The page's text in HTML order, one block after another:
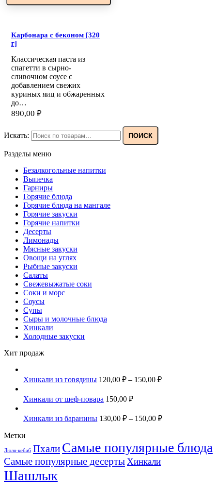
Карбонара с беконом [320
г]
Классическая паста из
спагетти в сырно-
сливочном соусе с
добавлением свежих
куриных яиц и обжаренных
до…
890,00 ₽
Искать: ПОИСК
Разделы меню
Безалкогольные напитки
Выпечка
Гарниры
Горячие блюда
Горячие блюда на мангале
Горячие закуски
Горячие напитки
Десерты
Лимонады
Мясные закуски
Овощи на углях
Рыбные закуски
Салаты
Свежевыжатые соки
Соки и морс
Соусы
Супы
Сыры и молочные блюда
Хинкали
Холодные закуски
Хит продаж
Хинкали из говядины 120,00 ₽ – 150,00 ₽
Хинкали от шеф-повара 150,00 ₽
Хинкали из баранины 130,00 ₽ – 150,00 ₽
Метки
Люля-кебаб Пхали Самые популярные блюда
Самые популярные десерты Хинкали
Шашлык